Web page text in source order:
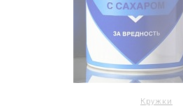
Кружки